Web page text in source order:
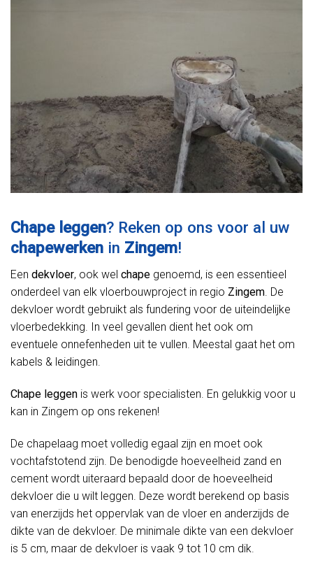
Chape leggen? Reken op ons voor al uw
chapewerken in Zingem!
Een dekvloer, ook wel chape genoemd, is een essentieel
onderdeel van elk vloerbouwproject in regio Zingem. De
dekvloer wordt gebruikt als fundering voor de uiteindelijke
vloerbedekking. In veel gevallen dient het ook om
eventuele onnefenheden uit te vullen. Meestal gaat het om
kabels & leidingen.
Chape leggen is werk voor specialisten. En gelukkig voor u
kan in Zingem op ons rekenen!
De chapelaag moet volledig egaal zijn en moet ook
vochtafstotend zijn. De benodigde hoeveelheid zand en
cement wordt uiteraard bepaald door de hoeveelheid
dekvloer die u wilt leggen. Deze wordt berekend op basis
van enerzijds het oppervlak van de vloer en anderzijds de
dikte van de dekvloer. De minimale dikte van een dekvloer
is 5 cm, maar de dekvloer is vaak 9 tot 10 cm dik.